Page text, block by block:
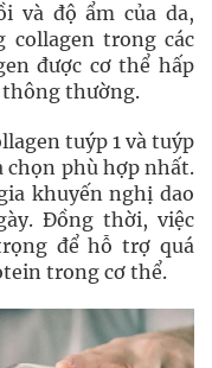
và độ ẩm của da,
trong các
được cơ thể hấp
thông thường.
tuýp 1 và tuýp
chọn phù hợp nhất.
khuyến nghị dao
Đồng thời, việc
để hỗ trợ quá
trong cơ thể.